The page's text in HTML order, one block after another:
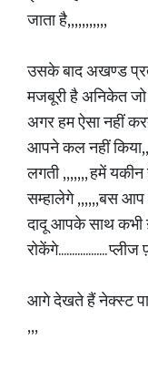
जाता है,,,,,,,,,,,
उसके बाद अखण्ड
मजबूरी है अनिकेत
अगर हम ऐसा नहीं
आपने कल नहीं
लगती ,,,,,,, हमें
सम्हालेगे ,,,,,,बस आप
दादू आपके साथ
रोकेंगे..................
आगे देखते हैं नेक्स्ट
,,,